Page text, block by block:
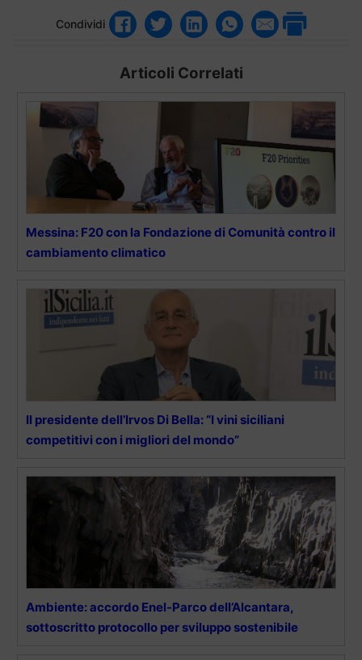
Condividi
Articoli Correlati
Messina: F20 con la Fondazione di Comunità contro il
cambiamento climatico
Il presidente dell’Irvos Di Bella: “I vini siciliani
competitivi con i migliori del mondo”
Ambiente: accordo Enel-Parco dell’Alcantara,
sottoscritto protocollo per sviluppo sostenibile